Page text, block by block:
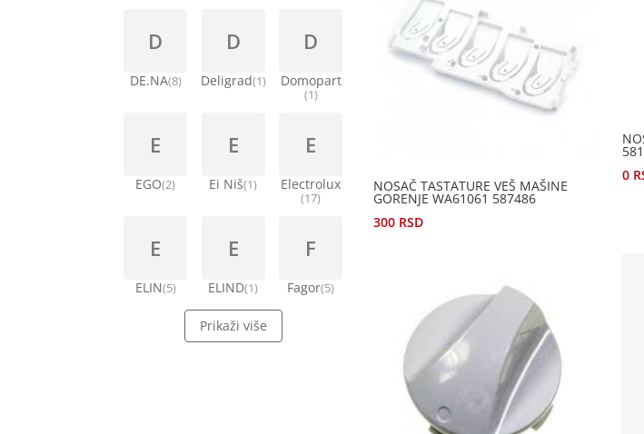
NOSAČ TASTATURE VEŠ MAŠINE
GORENJE WA61061 587486
300 RSD
0
D
DE.NA(8)
D
Deligrad(1)
D
Domopart
(1)
E
EGO(2)
E
Ei Niš(1)
E
Electrolux
(17)
E
ELIN(5)
E
ELIND(1)
F
Fagor(5)
Prikaži više